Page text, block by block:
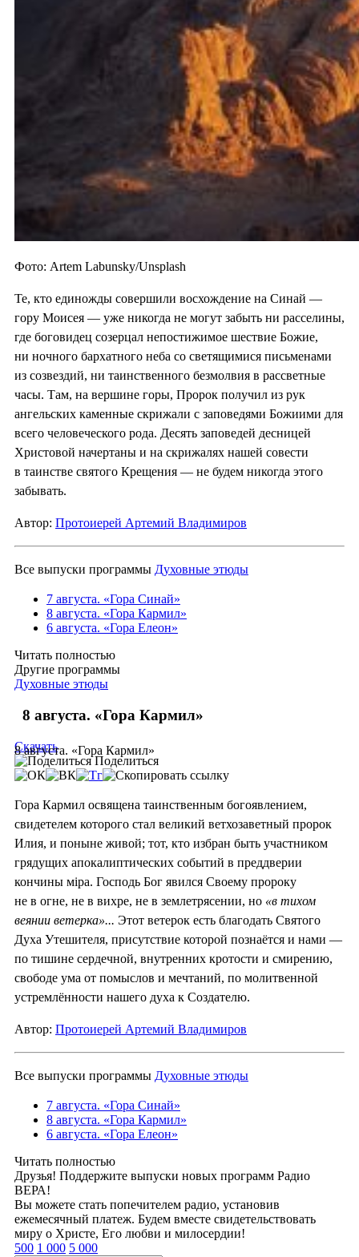
Фото: Artem Labunsky/Unsplash
Те, кто единожды совершили восхождение на Синай —
гору Моисея — уже никогда не могут забыть ни расселины,
где боговидец созерцал непостижимое шествие Божие,
ни ночного бархатного неба со светящимися письменами
из созвездий, ни таинственного безмолвия в рассветные
часы. Там, на вершине горы, Пророк получил из рук
ангельских каменные скрижали с заповедями Божиими для
всего человеческого рода. Десять заповедей десницей
Христовой начертаны и на скрижалях нашей совести
в таинстве святого Крещения — не будем никогда этого
забывать.
Автор: Протоиерей Артемий Владимиров
Все выпуски программы Духовные этюды
7 августа. «Гора Синай»
8 августа. «Гора Кармил»
6 августа. «Гора Елеон»
Читать полностью
Другие программы
Духовные этюды
8 августа. «Гора Кармил»
8 августа. «Гора Кармил»
Скачать
Поделиться
Гора Кармил освящена таинственным богоявлением,
свидетелем которого стал великий ветхозаветный пророк
Илия, и поныне живой; тот, кто избран быть участником
грядущих апокалиптических событий в преддверии
кончины мiра. Господь Бог явился Своему пророку
не в огне, не в вихре, не в землетрясении, но «в тихом
веянии ветерка»... Этот ветерок есть благодать Святого
Духа Утешителя, присутствие которой познаётся и нами —
по тишине сердечной, внутренних кротости и смирению,
свободе ума от помыслов и мечтаний, по молитвенной
устремлённости нашего духа к Создателю.
Автор: Протоиерей Артемий Владимиров
Все выпуски программы Духовные этюды
7 августа. «Гора Синай»
8 августа. «Гора Кармил»
6 августа. «Гора Елеон»
Читать полностью
Друзья! Поддержите выпуски новых программ Радио
ВЕРА!
Вы можете стать попечителем радио, установив
ежемесячный платеж. Будем вместе свидетельствовать
миру о Христе, Его любви и милосердии!
500 1 000 5 000